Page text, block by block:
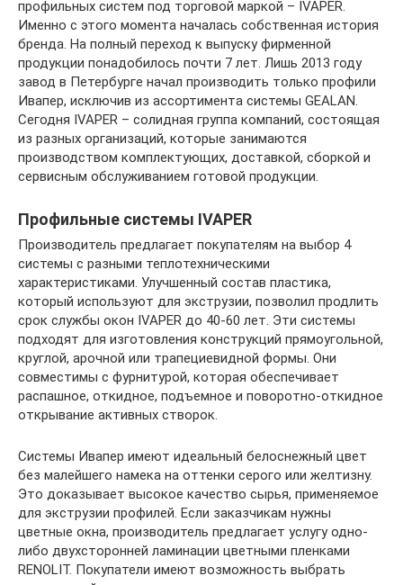
профильных систем под торговой маркой – IVAPER.
Именно с этого момента началась собственная история
бренда. На полный переход к выпуску фирменной
продукции понадобилось почти 7 лет. Лишь 2013 году
завод в Петербурге начал производить только профили
Ивапер, исключив из ассортимента системы GEALAN.
Сегодня IVAPER – солидная группа компаний, состоящая
из разных организаций, которые занимаются
производством комплектующих, доставкой, сборкой и
сервисным обслуживанием готовой продукции.
Профильные системы IVAPER
Производитель предлагает покупателям на выбор 4
системы с разными теплотехническими
характеристиками. Улучшенный состав пластика,
который используют для экструзии, позволил продлить
срок службы окон IVAPER до 40-60 лет. Эти системы
подходят для изготовления конструкций прямоугольной,
круглой, арочной или трапециевидной формы. Они
совместимы с фурнитурой, которая обеспечивает
распашное, откидное, подъемное и поворотно-откидное
открывание активных створок.
Системы Ивапер имеют идеальный белоснежный цвет
без малейшего намека на оттенки серого или желтизну.
Это доказывает высокое качество сырья, применяемое
для экструзии профилей. Если заказчикам нужны
цветные окна, производитель предлагает услугу одно-
либо двухсторонней ламинации цветными пленками
RENOLIT. Покупатели имеют возможность выбрать